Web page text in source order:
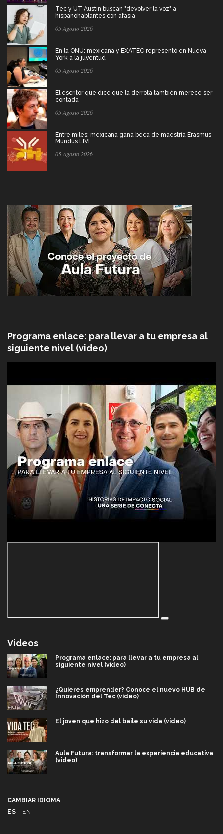
Tec y UT Austin buscan "devolver la voz" a
hispanohablantes con afasia
05 Agosto 2026
En la ONU: mexicana y EXATEC representó en Nueva
York a la juventud
05 Agosto 2026
El escritor que dice que la derrota también merece ser
contada
05 Agosto 2026
Entre miles: mexicana gana beca de maestría Erasmus
Mundus LIVE
05 Agosto 2026
Programa enlace: para llevar a tu empresa al
siguiente nivel (video)
Videos
Programa enlace: para llevar a tu empresa al
siguiente nivel (video)
¿Quieres emprender? Conoce el nuevo HUB de
Innovación del Tec (video)
El joven que hizo del baile su vida (video)
Aula Futura: transformar la experiencia educativa
(video)
CAMBIAR IDIOMA
ES
EN